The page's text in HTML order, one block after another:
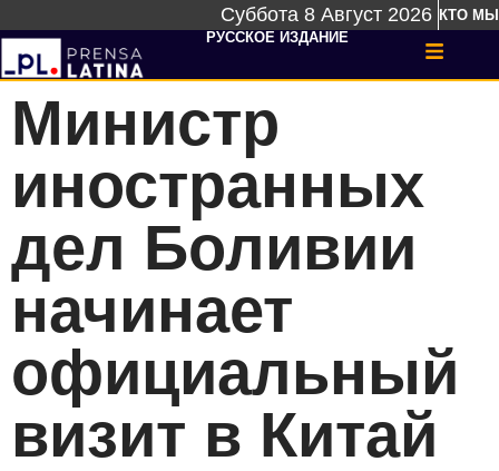
Суббота 8 Август 2026 КТО МЫ
РУССКОЕ ИЗДАНИЕ
Министр
иностранных
дел Боливии
начинает
официальный
визит в Китай